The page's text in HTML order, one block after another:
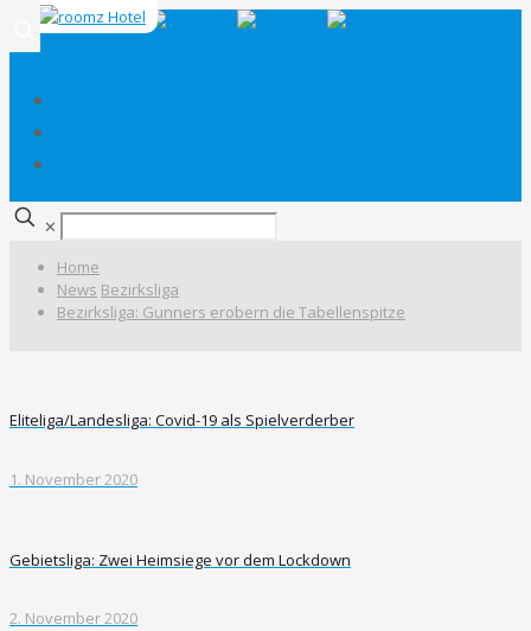
✕
Home
News Bezirksliga
Bezirksliga: Gunners erobern die Tabellenspitze
Eliteliga/Landesliga: Covid-19 als Spielverderber
1. November 2020
Gebietsliga: Zwei Heimsiege vor dem Lockdown
2. November 2020